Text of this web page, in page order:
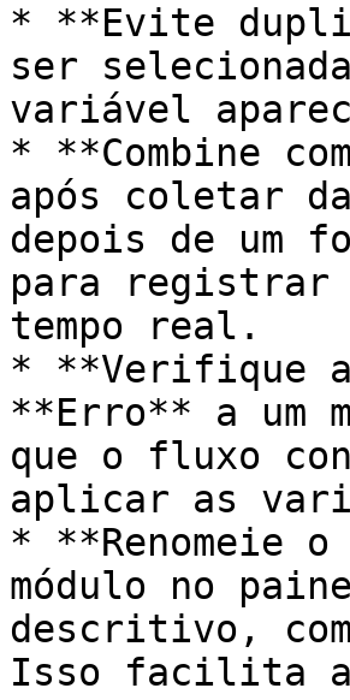
* **Evite
ser
variável
* **Combine
após coletar
depois de um
para registrar
tempo real.
* **Verifique
**Erro** a um
que o fluxo
aplicar as
* **Renomeie
módulo no
descritivo,
Isso facilita